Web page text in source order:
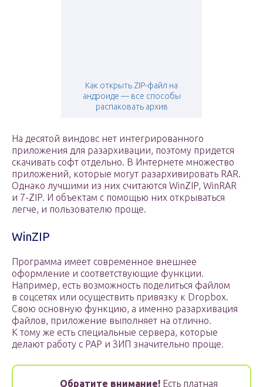
Как открыть ZIP-файл на
андроиде — все способы
распаковать архив
На десятой виндовс нет интегрированного
приложения для разархивации, поэтому придется
скачивать софт отдельно. В Интернете множество
приложений, которые могут разархивировать RAR.
Однако лучшими из них считаются WinZIP, WinRAR
и 7-ZIP. И объектам с помощью них открываться
легче, и пользователю проще.
WinZIP
Программа имеет современное внешнее
оформление и соответствующие функции.
Например, есть возможность поделиться файлом
в соцсетях или осуществить привязку к Dropbox.
Свою основную функцию, а именно разархивация
файлов, приложение выполняет на отлично.
К тому же есть специальные сервера, которые
делают работу с РАР и ЗИП значительно проще.
Обратите внимание! Есть платная